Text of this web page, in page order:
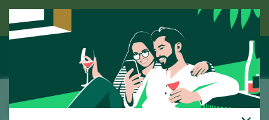
Descubre el vino de la mano de un experto
Bodegas Alabanza